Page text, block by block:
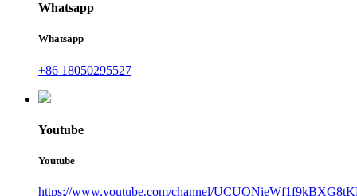
Whatsapp
Whatsapp
+86 18050295527
Youtube
Youtube
https://www.youtube.com/channel/